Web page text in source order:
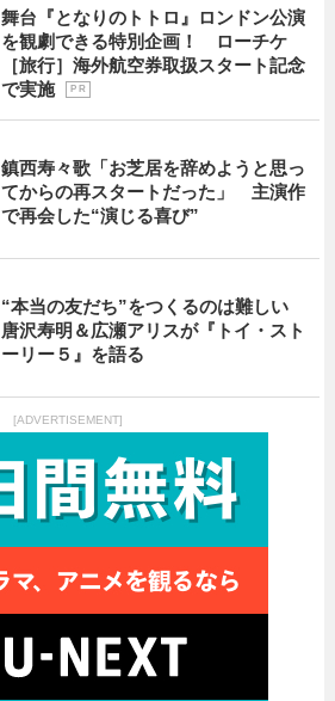
舞台『となりのトトロ』ロンドン公演
を観劇できる特別企画！ ローチケ
［旅行］海外航空券取扱スタート記念
で実施
P R
鎮西寿々歌「お芝居を辞めようと思っ
てからの再スタートだった」 主演作
で再会した“演じる喜び”
“本当の友だち”をつくるのは難しい
唐沢寿明＆広瀬アリスが『トイ・スト
ーリー５』を語る
[ADVERTISEMENT]